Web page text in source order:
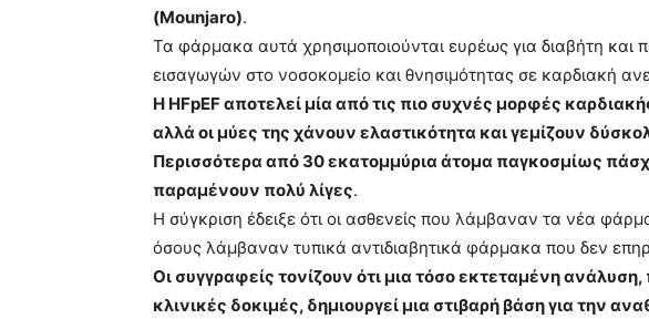
(Mounjaro).
Τα φάρμακα αυτά χρησιμοποιούνται ευρέως για διαβήτη και
εισαγωγών στο νοσοκομείο και θνησιμότητας σε καρδιακή
Η HFpEF αποτελεί μία από τις πιο συχνές μορφές
αλλά οι μύες της χάνουν ελαστικότητα και γεμίζουν
Περισσότερα από 30 εκατομμύρια άτομα παγκοσμίως
παραμένουν πολύ λίγες.
Η σύγκριση έδειξε ότι οι ασθενείς που λάμβαναν τα νέα
όσους λάμβαναν τυπικά αντιδιαβητικά φάρμακα που δεν
Οι συγγραφείς τονίζουν ότι μια τόσο εκτεταμένη
κλινικές δοκιμές, δημιουργεί μια στιβαρή βάση για την